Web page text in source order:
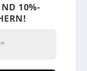
10%-